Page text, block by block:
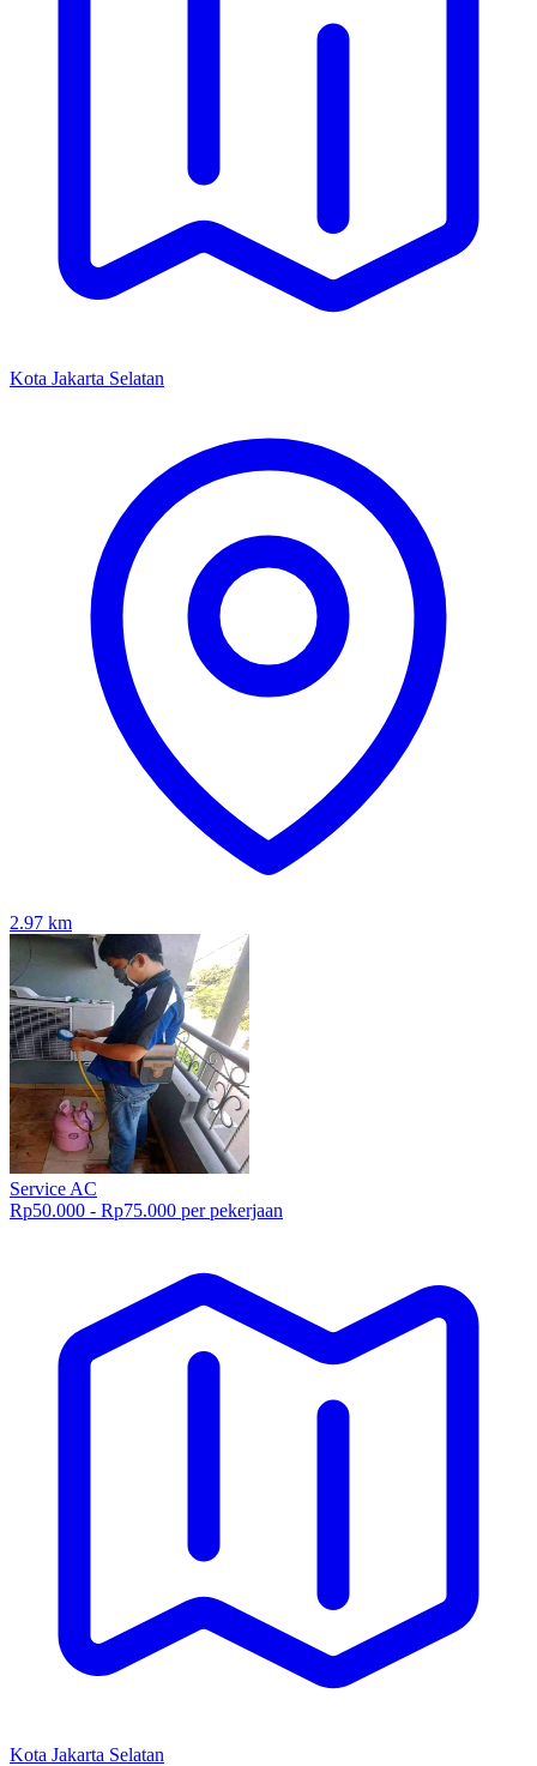
Kota Jakarta Selatan
2.97 km
Service AC
Rp50.000 - Rp75.000 per pekerjaan
Kota Jakarta Selatan